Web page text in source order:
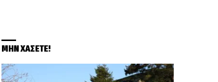
ΜΗΝ ΧΑΣΕΤΕ!